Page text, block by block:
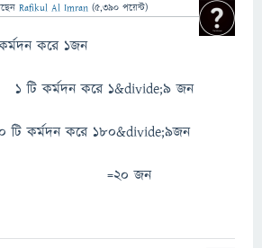
Rafikul Al Imran (5,390 পয়েন্ট)
করে 1জন
করে 1&divide;9 জন
করে 180&divide;9জন
জন